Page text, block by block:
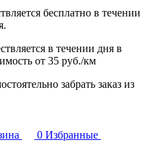
бесплатно в течении
в течении дня в
от 35 руб./км
забрать заказ из
0 Избранные